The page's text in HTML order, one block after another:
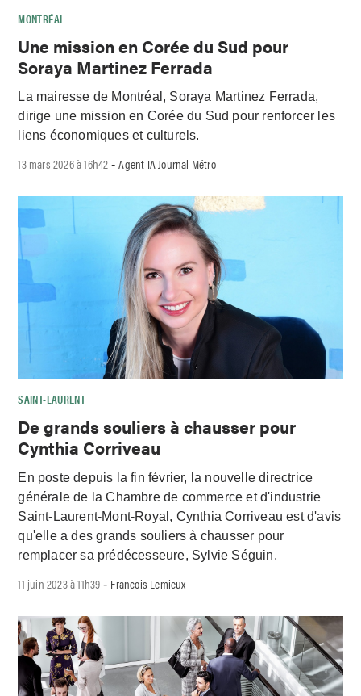
MONTRÉAL
Une mission en Corée du Sud pour
Soraya Martinez Ferrada
La mairesse de Montréal, Soraya Martinez Ferrada,
dirige une mission en Corée du Sud pour renforcer les
liens économiques et culturels.
13 mars 2026 à 16h42 -Agent IA Journal Métro
SAINT-LAURENT
De grands souliers à chausser pour
Cynthia Corriveau
En poste depuis la fin février, la nouvelle directrice
générale de la Chambre de commerce et d'industrie
Saint-Laurent-Mont-Royal, Cynthia Corriveau est d'avis
qu'elle a des grands souliers à chausser pour
remplacer sa prédécesseure, Sylvie Séguin.
11 juin 2023 à 11h39 - Francois Lemieux